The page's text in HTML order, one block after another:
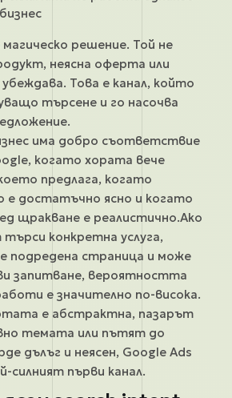
решение. Той не
неясна оферта или
Това е канал, който
търсене и го насочва
има добро съответствие
когато хората вече
предлага, когато
е достатъчно ясно и когато
щракване е реалистично.Ако
конкретна услуга,
подредена страница и може
запитване, вероятността
е значително по-висока.
е абстрактна, пазарът
темата или пътят до
дълъг и неясен, Google Ads
силният първи канал.